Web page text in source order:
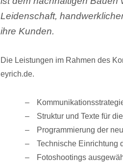
Leidenschaft,
ihre Kunden.
Die Leistungen im Rahmen des
eyrich.de.
Struktur und Texte für
Programmierung der
Technische Einrichtung
Fotoshootings